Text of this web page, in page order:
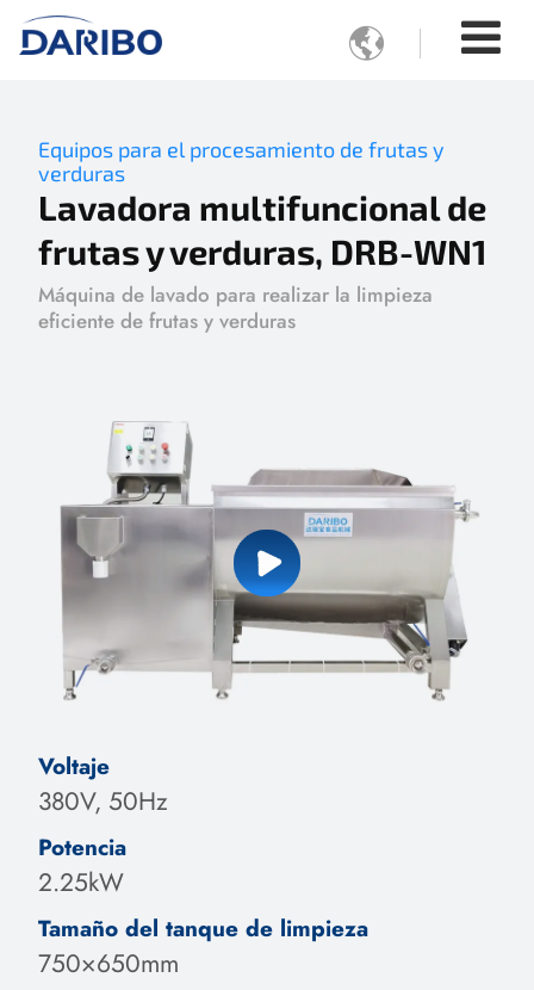

Equipos para el procesamiento de frutas y
verduras
Lavadora multifuncional de
frutas y verduras, DRB-WN1
Máquina de lavado para realizar la limpieza
eficiente de frutas y verduras
Voltaje
380V, 50Hz
Potencia
2.25kW
Tamaño del tanque de limpieza
750×650mm